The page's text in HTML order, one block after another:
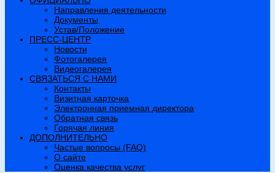
Направления деятельности
Документы
Устав/Положение
ПРЕСС-ЦЕНТР
Новости
Фотогалерея
Видеогалерея
СВЯЗАТЬСЯ С НАМИ
Контакты
Визитная карточка
Электронная приемная директора
Обратная связь
Горячая линия
ДОПОЛНИТЕЛЬНО
Частые вопросы (FAQ)
О сайте
Оценка качества услуг